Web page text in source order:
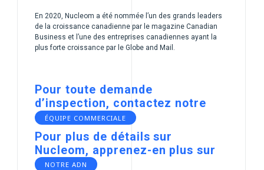
En 2020, Nucleom a été nommée l’un des grands leaders
de la croissance canadienne par le magazine Canadian
Business et l’une des entreprises canadiennes ayant la
plus forte croissance par le Globe and Mail.
Pour toute demande
d’inspection, contactez notre
ÉQUIPE COMMERCIALE
Pour plus de détails sur
Nucleom, apprenez-en plus sur
NOTRE ADN